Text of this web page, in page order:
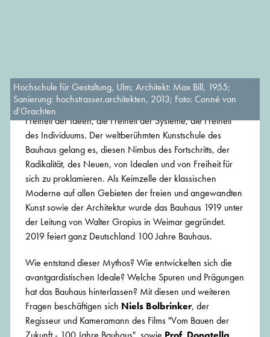
Hochschule für Gestaltung, Ulm; Architekt: Max Bill, 1955;
Sanierung: hochstrasser.architekten, 2013; Foto: Conné van
d'Grachten
Das große Projekt der Moderne war die Freiheit. Die
Freiheit der Ideen, die Freiheit der Systeme, die Freiheit
des Individuums. Der weltberühmten Kunstschule des
Bauhaus gelang es, diesen Nimbus des Fortschritts, der
Radikalität, des Neuen, von Idealen und von Freiheit für
sich zu proklamieren. Als Keimzelle der klassischen
Moderne auf allen Gebieten der freien und angewandten
Kunst sowie der Architektur wurde das Bauhaus 1919 unter
der Leitung von Walter Gropius in Weimar gegründet.
2019 feiert ganz Deutschland 100 Jahre Bauhaus.
Wie entstand dieser Mythos? Wie entwickelten sich die
avantgardistischen Ideale? Welche Spuren und Prägungen
hat das Bauhaus hinterlassen? Mit diesen und weiteren
Fragen beschäftigen sich Niels Bolbrinker, der
Regisseur und Kameramann des Films "Vom Bauen der